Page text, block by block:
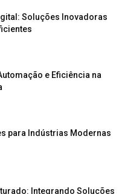
Soluções Inovadoras
e Eficiência na
para Indústrias Modernas
Integrando Soluções